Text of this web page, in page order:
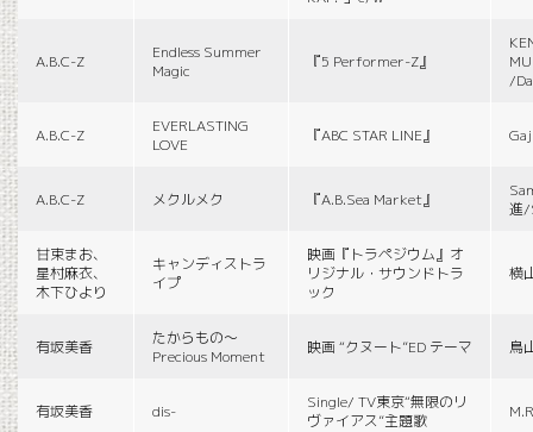
A.B.C-Z
Endless Summer
Magic
『5 Performer-Z』
/
A.B.C-Z
EVERLASTING
LOVE
『ABC STAR LINE』
A.B.C-Z メクルメク 『A.B.Sea Market』
進/
甘束まお、
星村麻衣、
木下ひより
キャンディストラ
イプ
映画『トラペジウム』オ
リジナル・サウンドトラ
ック
横
有坂美香
たからもの〜
Precious Moment
映画 “クヌート”ED テーマ 鳥
有坂美香 dis-
Single/ TV東京“無限のリ
ヴァイアス”主題歌